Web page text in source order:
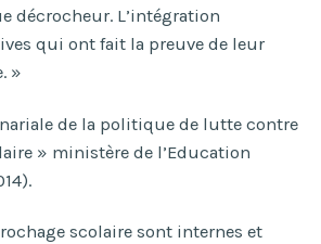
décrocheur. L’intégration
qui ont fait la preuve de leur
»
de la politique de lutte contre
» ministère de l’Education
scolaire sont internes et